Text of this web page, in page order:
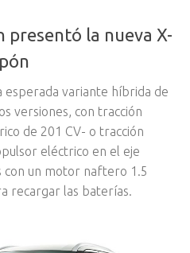
presentó la nueva X-
esperada variante híbrida de
versiones, con tracción
de 201 CV- o tracción
eléctrico en el eje
con un motor naftero 1.5
recargar las baterías.